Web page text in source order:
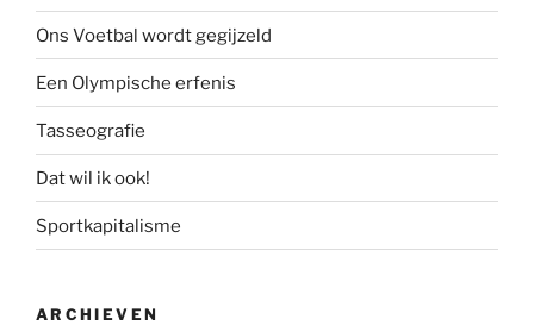
Ons Voetbal wordt gegijzeld
Een Olympische erfenis
Tasseografie
Dat wil ik ook!
Sportkapitalisme
ARCHIEVEN